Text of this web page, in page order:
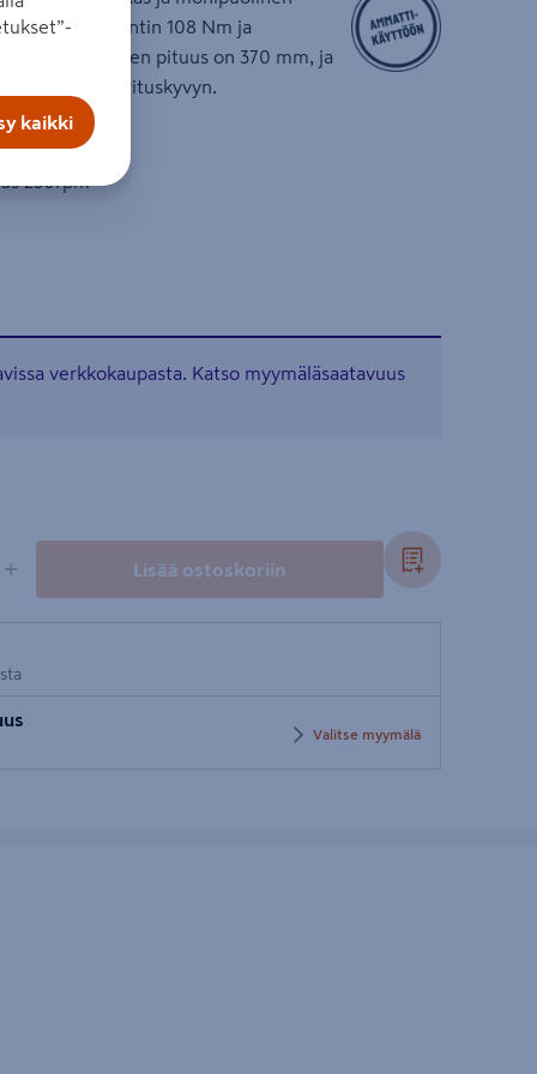
108 Nm ja
250 rpm. Sen pituus on 370 mm, ja
ja suorituskyvyn.
verkkokaupasta. Katso myymäläsaatavuus
+ Lisää ostoskoriin
Valitse myymälä
kaikki